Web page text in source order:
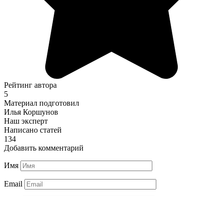
Рейтинг автора
5
Материал подготовил
Илья Коршунов
Наш эксперт
Написано статей
134
Добавить комментарий
Имя
Email